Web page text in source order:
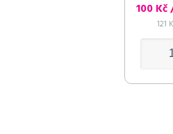
100 Kč
121